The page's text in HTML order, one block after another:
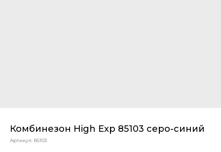
Комбинезон High Exp 85103 серо-синий
Артикул: 85103